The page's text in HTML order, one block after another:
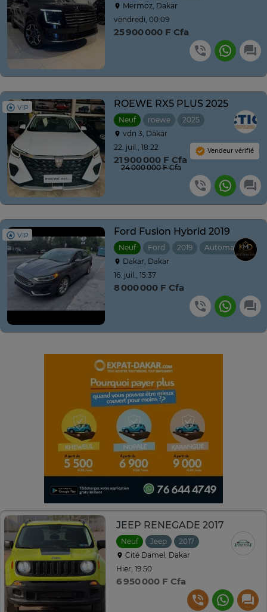
Mermoz, Dakar
vendredi, 00:09
25 900 000 F Cfa
VIP ROEWE RX5 PLUS 2025
Neuf roewe 2025
Automatique
vdn 3, Dakar
22. juil., 18:22
21 900 000 F Cfa
24 000 000 F Cfa
Vendeur vérifié
VIP Ford Fusion Hybrid 2019
Neuf Ford 2019
Automatique
Dakar, Dakar
16. juil., 15:37
8 000 000 F Cfa
JEEP RENEGADE 2017
Neuf Jeep 2017
Automatique
Cité Damel, Dakar
Hier, 19:50
6 950 000 F Cfa